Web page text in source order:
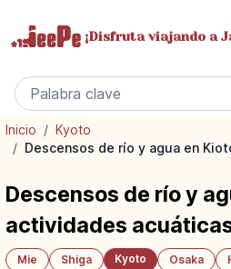
¡Disfrutaviajando a
Inicio / Kyoto
/ Descensos de río y agua en
Descensos de río y
actividades
Mie Shiga Kyoto Osaka